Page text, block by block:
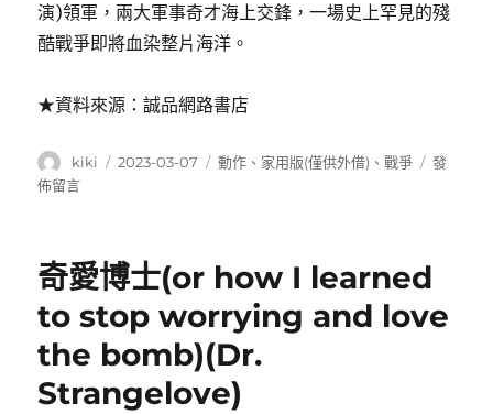
演)領軍，兩大軍事奇才海上交鋒，一場史上罕見的殘
酷戰爭即將血染整片海洋。
★資料來源：誠品網路書店
作
者
kiki
發
2023-03-07
分
動作 、 家用版(僅供外借) 、戰爭
在
壯
發
佈留言
奇愛博士(or how I learned
to stop worrying and love
the bomb)(Dr.
Strangelove)